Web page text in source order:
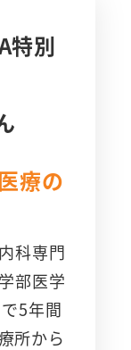
特別
療の
科専門
部医学
5年間
所から